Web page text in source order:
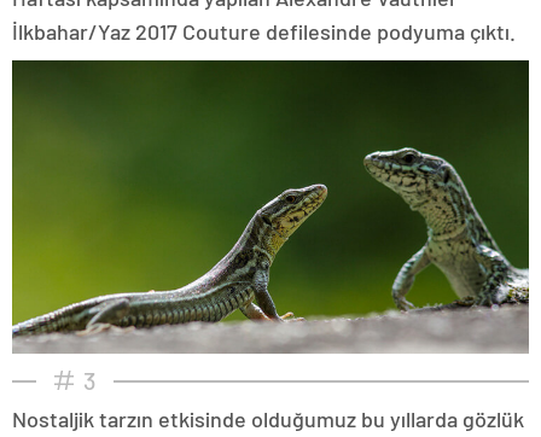
İlkbahar/Yaz 2017 Couture defilesinde podyuma çıktı.
3
Nostaljik tarzın etkisinde olduğumuz bu yıllarda gözlük